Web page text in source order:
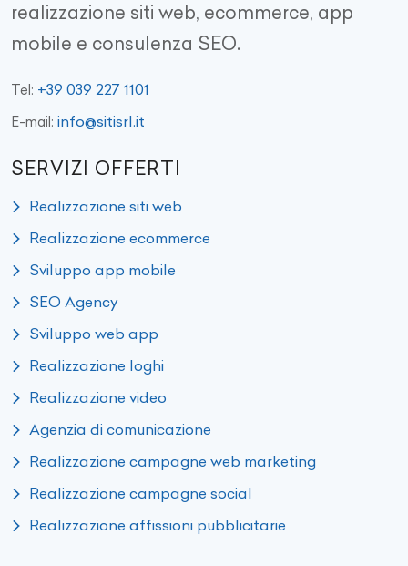
realizzazione siti web, ecommerce, app
mobile e consulenza SEO.
Tel: +39 039 227 1101
E-mail: info@sitisrl.it
SERVIZI OFFERTI
Realizzazione siti web
Realizzazione ecommerce
Sviluppo app mobile
SEO Agency
Sviluppo web app
Realizzazione loghi
Realizzazione video
Agenzia di comunicazione
Realizzazione campagne web marketing
Realizzazione campagne social
Realizzazione affissioni pubblicitarie